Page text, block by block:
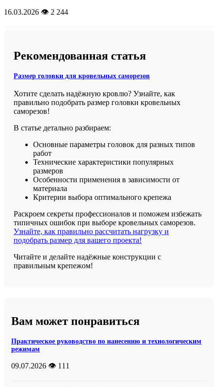
16.03.2026 👁️ 2 244
Рекомендованная статья
Размер головки для кровельных саморезов
Хотите сделать надёжную кровлю? Узнайте, как
правильно подобрать размер головки кровельных
саморезов!
В статье детально разбираем:
Основные параметры головок для разных типов
работ
Технические характеристики популярных
размеров
Особенности применения в зависимости от
материала
Критерии выбора оптимального крепежа
Раскроем секреты профессионалов и поможем избежать
типичных ошибок при выборе кровельных саморезов.
Узнайте, как правильно рассчитать нагрузку и
подобрать размер для вашего проекта!
Читайте и делайте надёжные конструкции с
правильным крепежом!
Вам может понравиться
Практическое руководство по нанесению и технологическим
режимам
09.07.2026 👁️ 111